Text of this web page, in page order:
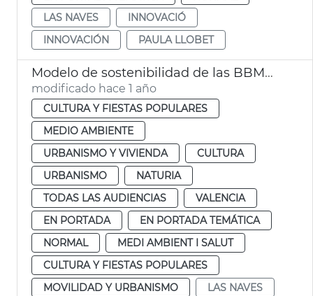
LAS NAVES
INNOVACIÓ
INNOVACIÓN
PAULA LLOBET
Modelo de sostenibilidad de las BBMM València
modificado hace 1 año
CULTURA Y FIESTAS POPULARES
MEDIO AMBIENTE
URBANISMO Y VIVIENDA
CULTURA
URBANISMO
NATURIA
TODAS LAS AUDIENCIAS
VALENCIA
EN PORTADA
EN PORTADA TEMÁTICA
NORMAL
MEDI AMBIENT I SALUT
CULTURA Y FIESTAS POPULARES
MOVILIDAD Y URBANISMO
LAS NAVES